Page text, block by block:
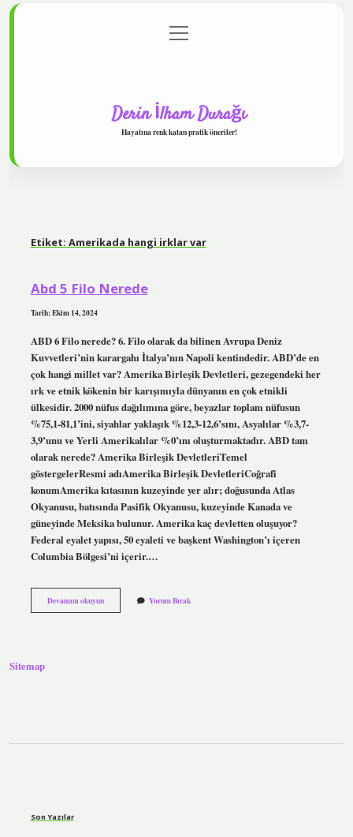
Gizlilik Politikası
menüyü
aç
Derin İlham Durağı
Hayatına renk katan pratik öneriler!
Etiket: Amerikada hangi irklar var
Abd 5 Filo Nerede
Tarih: Ekim 14, 2024
ABD 6 Filo nerede? 6. Filo olarak da bilinen Avrupa Deniz
Kuvvetleri’nin karargahı İtalya’nın Napoli kentindedir. ABD’de en
çok hangi millet var? Amerika Birleşik Devletleri, gezegendeki her
ırk ve etnik kökenin bir karışımıyla dünyanın en çok etnikli
ülkesidir. 2000 nüfus dağılımına göre, beyazlar toplam nüfusun
%75,1-81,1’ini, siyahlar yaklaşık %12,3-12,6’sını, Asyalılar %3,7-
3,9’unu ve Yerli Amerikalılar %0’ını oluşturmaktadır. ABD tam
olarak nerede? Amerika Birleşik DevletleriTemel
göstergelerResmi adıAmerika Birleşik DevletleriCoğrafi
konumAmerika kıtasının kuzeyinde yer alır; doğusunda Atlas
Okyanusu, batısında Pasifik Okyanusu, kuzeyinde Kanada ve
güneyinde Meksika bulunur. Amerika kaç devletten oluşuyor?
Federal eyalet yapısı, 50 eyaleti ve başkent Washington’ı içeren
Columbia Bölgesi’ni içerir.…
Devamını okuyunAbd
5
Yorum Bırak
Sitemap
Son Yazılar